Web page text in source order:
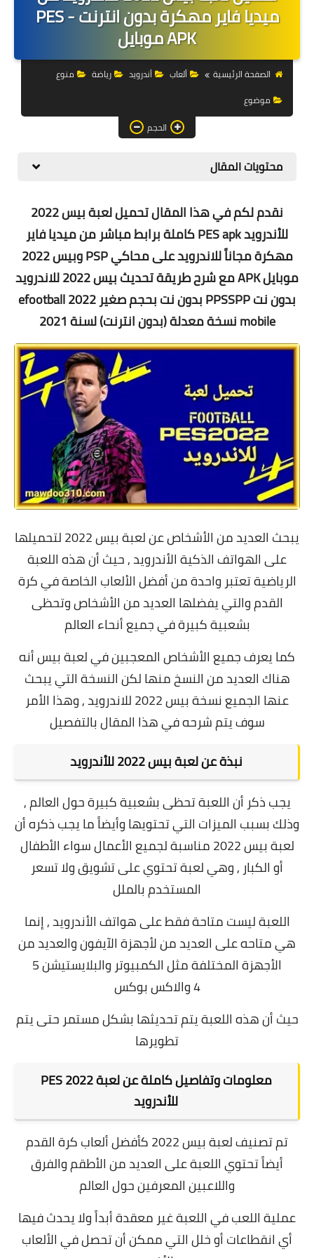
التجارة الالكترونية
التسويق
التداول
الكمبيوتر
زيادة متابعين
العملات المشفرة
الاستثمار
ميديا فاير مهكرة بدون انترنت - PES
APK موبايل
الصفحة الرئيسية ألعاب أندرويد رياضة
منوع
موضوع
الحجم
محتويات المقال
نقدم لكم في هذا المقال تحميل لعبة بيس 2022
للأندرويد PES apk كاملة برابط مباشر من ميديا فاير
مهكرة مجاناً للاندرويد على محاكي PSP وبيس 2022
موبايل APK مع شرح طريقة تحديث بيس 2022 للاندرويد
بدون نت PPSSPP بدون نت بحجم صغير efootball 2022
mobile نسخة معدلة (بدون انترنت) لسنة 2021
يبحث العديد من الأشخاص عن لعبة بيس 2022 لتحميلها
على الهواتف الذكية الأندرويد , حيث أن هذه اللعبة
الرياضية تعتبر واحدة من أفضل الألعاب الخاصة في كرة
القدم والتي يفضلها العديد من الأشخاص وتحظى
بشعبية كبيرة في جميع أنحاء العالم
كما يعرف جميع الأشخاص المعجبين في لعبة بيس أنه
هناك العديد من النسخ منها لكن النسخة التي يبحث
عنها الجميع نسخة بيس 2022 للاندرويد , وهذا الأمر
سوف يتم شرحه في هذا المقال بالتفصيل
نبذة عن لعبة بيس 2022 للأندرويد
يجب ذكر أن اللعبة تحظى بشعبية كبيرة حول العالم ,
وذلك بسبب الميزات التي تحتويها وأيضاً ما يجب ذكره أن
لعبة بيس 2022 مناسبة لجميع الأعمال سواء الأطفال
أو الكبار ,وهي لعبة تحتوي على تشويق ولا تسعر
المستخدم بالملل
اللعبة ليست متاحة فقط على هواتف الأندرويد , إنما
هي متاحه على العديد من لأجهزة الآيفون والعديد من
الأجهزة المختلفة مثلالكمبيوتر
والبلايستيشن 5
4والاكس بوكس
حيث أن هذه اللعبة يتم تحديثها بشكل مستمر حتى يتم
تطويرها
معلومات وتفاصيل كاملة عن لعبة PES 2022
للأندرويد
تم تصنيف لعبة بيس 2022 كأفضل ألعاب كرة القدم
أيضاً تحتوي اللعبة على العديد من الأطقم والفرق
واللاعبين المعرفين حول العالم
عملية اللعب في اللعبة غير معقدة أبداً ولا يحدث فيها
أي انقطاعات أو خلل التي ممكن أن تحصل في الألعاب